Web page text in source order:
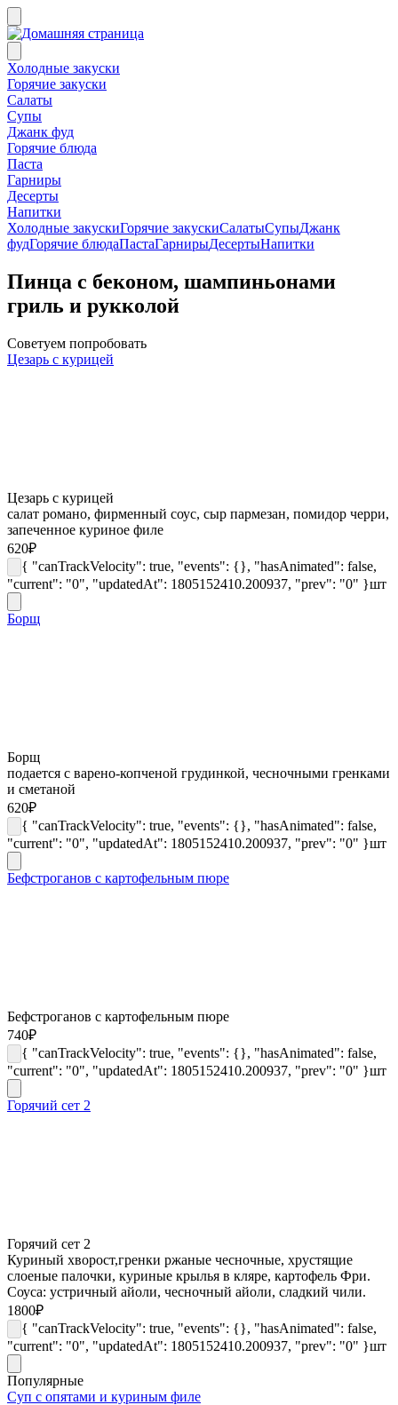
Холодные закуски
Горячие закуски
Салаты
Супы
Джанк фуд
Горячие блюда
Паста
Гарниры
Десерты
Напитки
Холодные закускиГорячие закускиСалатыСупыДжанк
фудГорячие блюдаПастаГарнирыДесертыНапитки
Пинца с беконом, шампиньонами
гриль и рукколой
Советуем попробовать
Цезарь с курицей
Цезарь с курицей
салат романо, фирменный соус, сыр пармезан, помидор черри,
запеченное куриное филе
620₽
{ "canTrackVelocity": true, "events": {}, "hasAnimated": false,
"current": "0", "updatedAt": 1805152410.200937, "prev": "0" }шт
Борщ
Борщ
подается с варено-копченой грудинкой, чесночными гренками
и сметаной
620₽
{ "canTrackVelocity": true, "events": {}, "hasAnimated": false,
"current": "0", "updatedAt": 1805152410.200937, "prev": "0" }шт
Бефстроганов с картофельным пюре
Бефстроганов с картофельным пюре
740₽
{ "canTrackVelocity": true, "events": {}, "hasAnimated": false,
"current": "0", "updatedAt": 1805152410.200937, "prev": "0" }шт
Горячий сет 2
Горячий сет 2
Куриный хворост,гренки ржаные чесночные, хрустящие
слоеные палочки, куриные крылья в кляре, картофель Фри.
Соуса: устричный айоли, чесночный айоли, сладкий чили.
1800₽
{ "canTrackVelocity": true, "events": {}, "hasAnimated": false,
"current": "0", "updatedAt": 1805152410.200937, "prev": "0" }шт
Популярные
Суп с опятами и куриным филе